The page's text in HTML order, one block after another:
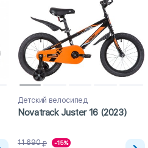
Детский велосипед
Novatrack Juster 16 (2023)
11 690 -15%